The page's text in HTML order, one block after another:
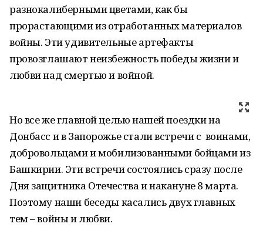
разнокалиберными цветами, как бы
прорастающими из отработанных материалов
войны. Эти удивительные артефакты
провозглашают неизбежность победы жизни и
любви над смертью и войной.
Но все же главной целью нашей поездки на
Донбасс и в Запорожье стали встречи с воинами,
добровольцами и мобилизованными бойцами из
Башкирии. Эти встречи состоялись сразу после
Дня защитника Отечества и накануне 8 марта.
Поэтому наши беседы касались двух главных
тем – войны и любви.